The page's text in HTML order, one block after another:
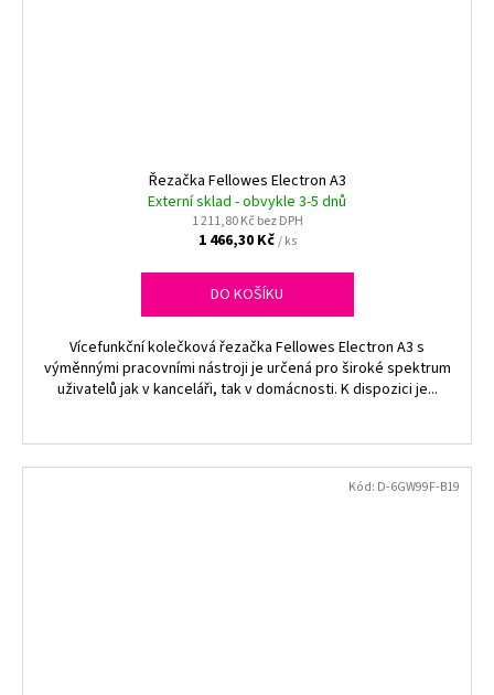
Řezačka Fellowes Electron A3
Externí sklad - obvykle 3-5 dnů
1 211,80 Kč bez DPH
1 466,30 Kč/ ks
DO KOŠÍKU
Vícefunkční kolečková řezačka Fellowes Electron A3 s
výměnnými pracovními nástroji je určená pro široké spektrum
uživatelů jak v kanceláři, tak v domácnosti. K dispozici je...
Kód: D-6GW99F-B19